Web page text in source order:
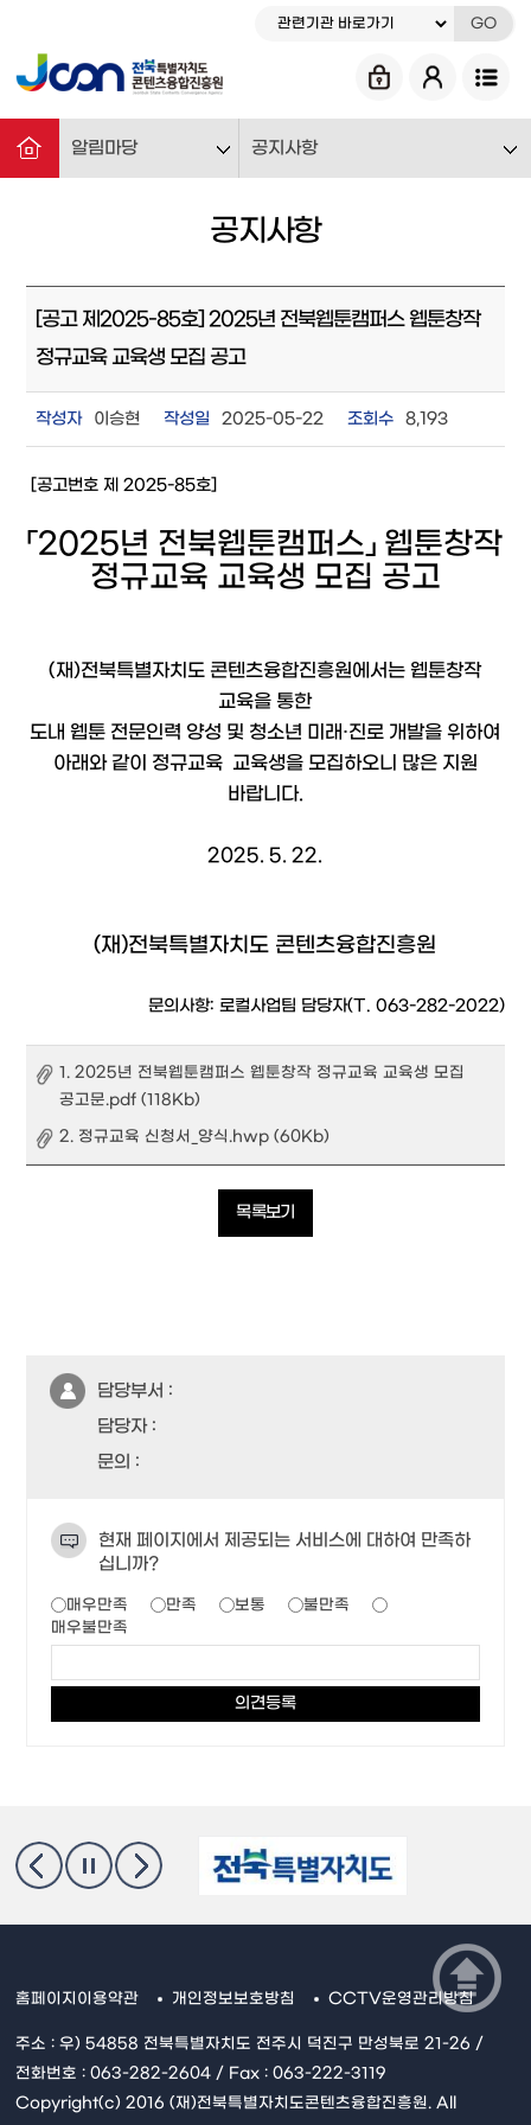
GO
알림마당 공지사항
공지사항
[공고 제2025-85호] 2025년 전북웹툰캠퍼스 웹툰창작
정규교육 교육생 모집 공고
작성자 이승현 작성일 2025-05-22 조회수 8,193
[공고번호 제 2025-85호]
「2025년 전북웹툰캠퍼스」 웹툰창작
정규교육 교육생 모집 공고
(재)전북특별자치도 콘텐츠융합진흥원에서는 웹툰창작
교육을 통한
도내 웹툰 전문인력 양성 및 청소년 미래·진로 개발을 위하여
아래와 같이 정규교육 교육생을 모집하오니 많은 지원
바랍니다.
2025. 5. 22.
(재)전북특별자치도 콘텐츠융합진흥원
문의사항: 로컬사업팀 담당자(T. 063-282-2022)
1. 2025년 전북웹툰캠퍼스 웹툰창작 정규교육 교육생 모집
공고문.pdf (118Kb)
2. 정규교육 신청서_양식.hwp (60Kb)
목록보기
담당부서 :
담당자 :
문의 :
현재 페이지에서 제공되는 서비스에 대하여 만족하
십니까?
매우만족 만족 보통
불만족
매우불만족
홈페이지이용약관 개인정보보호방침 CCTV운영관리방침
주소 : 우) 54858 전북특별자치도 전주시 덕진구 만성북로 21-26 /
전화번호 : 063-282-2604 / Fax : 063-222-3119
Copyright(c) 2016 (재)전북특별자치도콘텐츠융합진흥원. All